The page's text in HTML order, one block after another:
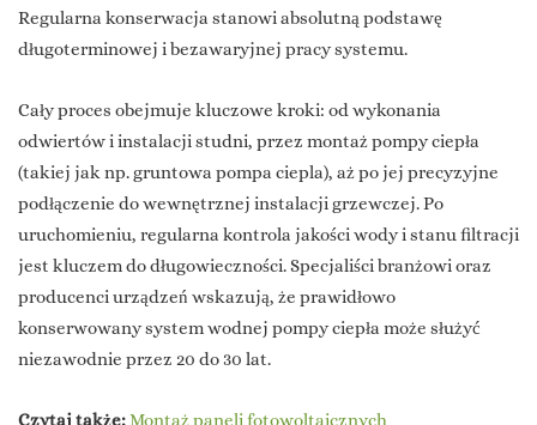
Regularna konserwacja stanowi absolutną podstawę
długoterminowej i bezawaryjnej pracy systemu.
Cały proces obejmuje kluczowe kroki: od wykonania
odwiertów i instalacji studni, przez montaż pompy ciepła
(takiej jak np. gruntowa pompa ciepla), aż po jej precyzyjne
podłączenie do wewnętrznej instalacji grzewczej. Po
uruchomieniu, regularna kontrola jakości wody i stanu filtracji
jest kluczem do długowieczności. Specjaliści branżowi oraz
producenci urządzeń wskazują, że prawidłowo
konserwowany system wodnej pompy ciepła może służyć
niezawodnie przez 20 do 30 lat.
Czytaj także:Montaż paneli fotowoltaicznych